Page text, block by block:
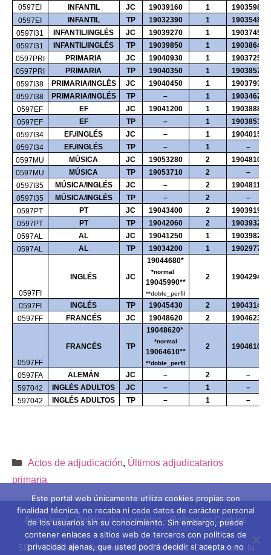
0597EI
INFANTIL JC 19039160 1
19035980
0597EI
INFANTIL TP 19032390 1
19035480
0597I31
INFANTIL/INGLÉS JC 19039270 1
19037450
0597I31
INFANTIL/INGLÉS TP 19039850 1
19038640
0597PRI
PRIMARIA JC 19040930 1
19037250
0597PRI
PRIMARIA TP 19040350 1
19038570
0597I38
PRIMARIA/INGLÉS JC 19040450 1
19037930
0597I38
PRIMARIA/INGLÉS TP – 1
19034620
0597EF
EF JC 19041200 1
19038880
0597EF
EF TP – 1
19038530
0597I34
EF./INGLÉS JC – 1
19040150
0597I34
EF./INGLÉS TP – 1
–
0597MU
MÚSICA JC 19053280 2
19048100
0597MU
MÚSICA TP 19053710 2
–
0597I35
MÚSICA/INGLÉS JC – 2
19048110
0597I35
MÚSICA/INGLÉS TP – 2
–
0597PT
PT JC 19043400 2
19039190
0597PT
PT TP 19042060 2
19039320
0597AL
AL JC 19041250 1
19039820
0597AL
AL TP 19034200 1 19029770
0597FI
INGLÉS JC
19044680*
*normal
19045990**
**doble_perfil
2 19042940
0597FI INGLÉS TP 19045430 2
19043140
0597FF
FRANCÉS JC 19048620 2 19046230
0597FF
FRANCÉS TP
19048620*
*normal
19064610**
**doble_perfil
2 19046100
0597FA ALEMÁN JC – 2
–
597042
INGLÉS ADULTOS JC – 1
–
597042
INGLÉS ADULTOS TP – 1 –
Categorías
Actos de adjudicación, Últimos adjudicatarios
primaria
Aviso legal–Política de privacidad–Política de Cookies
SIDI - Sindicato Independiente de Docentes. Defendemos la
Este portal web únicamente utiliza cookies propias con
finalidad técnica, no recaba ni cede datos de carácter personal
de los usuarios sin su conocimiento. Sin embargo, puede
contener enlaces a sitios web de terceros con políticas de
privacidad ajenas, que usted podrá decidir si acepta o no